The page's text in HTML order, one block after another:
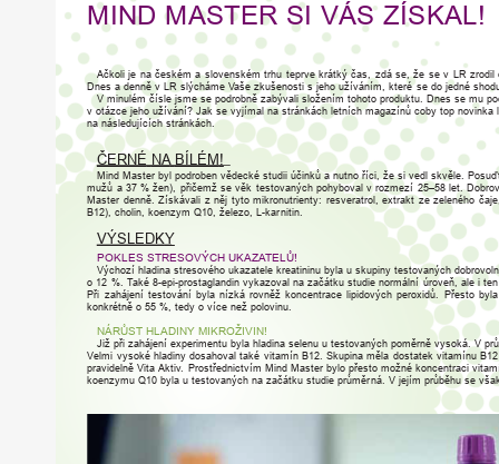
Ačkoli je na českém a slovenském trhu teprve krátký čas, zdá se, že se v LR zrodil
Dnes a denně v LR slýcháme Vaše zkušenosti s jeho užíváním, které se do jedné
V minulém čísle jsme se podrobně zabývali složením tohoto produktu. Dnes se mu
v otázce jeho užívání? Jak se vyjímal na stránkách letních magazínů coby top novinka
na následujících stránkách.
ČERNÉ NA BÍLÉM!
Mind Master byl podroben vědecké studii účinků a nutno říci, že si vedl skvěle.
mužů a 37 % žen), přičemž se věk testovaných pohyboval v rozmezí 25–58 let. Dobr
Master denně. Získávali z něj tyto mikronutrienty: resveratrol, extrakt ze zeleného
B12), cholin, koenzym Q10, železo, L-karnitin.
VÝSLEDKY
POKLES STRESOVÝCH UKAZATELŮ!
Výchozí hladina stresového ukazatele kreatininu byla u skupiny testovaných dobr
o 12 %. Také 8-epi-prostaglandin vykazoval na začátku studie normální úroveň, ale i ten
Při zahájení testování byla nízká rovněž koncentrace lipidových peroxidů. Přesto byla
konkrétně o 55 %, tedy o více než polovinu.
NÁRŮST HLADINY MIKROŽIVIN!
Již při zahájení experimentu byla hladina selenu u testovaných poměrně vysoká. V
Velmi vysoké hladiny dosahoval také vitamín B12. Skupina měla dostatek vitamínu B12
pravidelně Vita Aktiv. Prostřednictvím Mind Master bylo přesto možné koncentraci
koenzymu Q10 byla u testovaných na začátku studie průměrná. V jejím průběhu se
M IND MASTER SI VÁS ZÍS KAL!